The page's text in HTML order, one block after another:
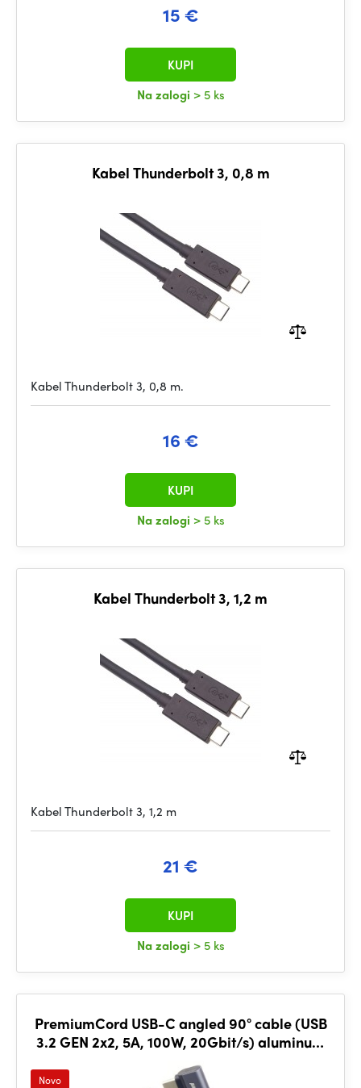
15 €
Na zalogi > 5 ks
KUPI
Kabel Thunderbolt 3, 0,8 m
Kabel Thunderbolt 3, 0,8 m.
16 €
Na zalogi > 5 ks
KUPI
Kabel Thunderbolt 3, 1,2 m
Kabel Thunderbolt 3, 1,2 m
21 €
Na zalogi > 5 ks
KUPI
PremiumCord USB-C angled 90° cable (USB
3.2 GEN 2x2, 5A, 100W, 20Gbit/s) aluminum
caps, 2m
Novo